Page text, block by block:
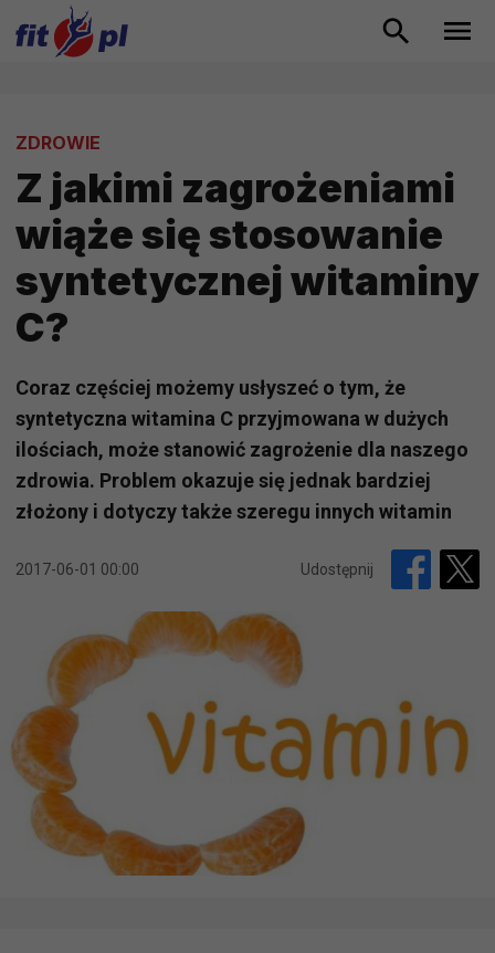
ZDROWIE
Z jakimi zagrożeniami
wiąże się stosowanie
syntetycznej witaminy
C?
Coraz częściej możemy usłyszeć o tym, że
syntetyczna witamina C przyjmowana w dużych
ilościach, może stanowić zagrożenie dla naszego
zdrowia. Problem okazuje się jednak bardziej
złożony i dotyczy także szeregu innych witamin
2017-06-01 00:00 Udostępnij